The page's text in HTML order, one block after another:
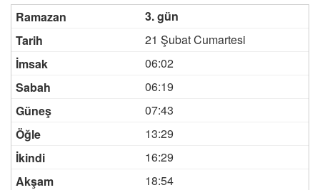
3. gün
21 Şubat Cumartesi
06:02
06:19
07:43
13:29
16:29
18:54